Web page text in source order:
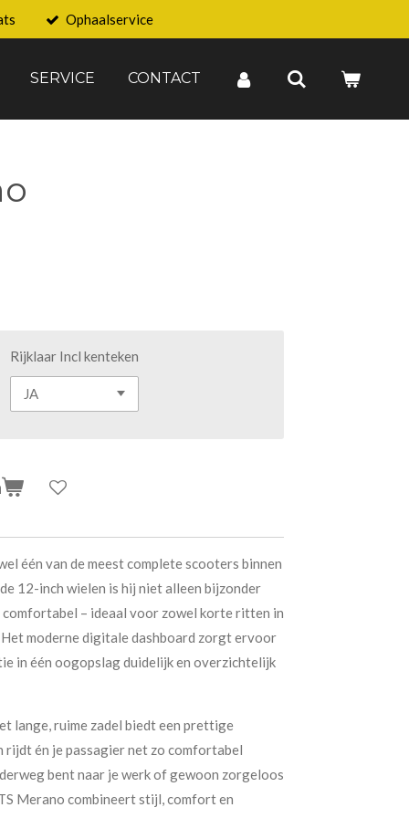
Ophaalservice
SERVICE CONTACT
Rijklaar Incl kenteken
één van de meest complete scooters binnen
12-inch wielen is hij niet alleen bijzonder
comfortabel – ideaal voor zowel korte ritten in
moderne digitale dashboard zorgt ervoor
in één oogopslag duidelijk en overzichtelijk
lange, ruime zadel biedt een prettige
én je passagier net zo comfortabel
bent naar je werk of gewoon zorgeloos
Merano combineert stijl, comfort en